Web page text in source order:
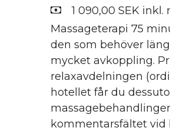
1 090,00 SEK inkl.
Massageterapi 75
den som behöver
mycket avkoppling.
relaxavdelningen
hotellet får du
kommentarsfältet vid